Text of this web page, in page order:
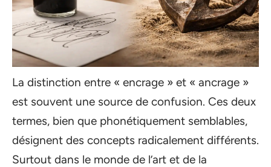
La distinction entre « encrage » et « ancrage »
est souvent une source de confusion. Ces deux
termes, bien que phonétiquement semblables,
désignent des concepts radicalement différents.
Surtout dans le monde de l’art et de la